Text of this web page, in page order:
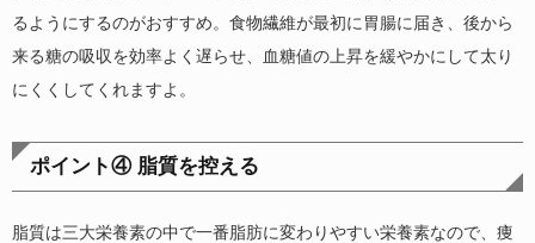
るようにするのがおすすめ。食物繊維が最初に胃腸に届き、後から
来る糖の吸収を効率よく遅らせ、血糖値の上昇を緩やかにして太り
にくくしてくれますよ。
ポイント④ 脂質を控える
脂質は三大栄養素の中で一番脂肪に変わりやすい栄養素なので、痩